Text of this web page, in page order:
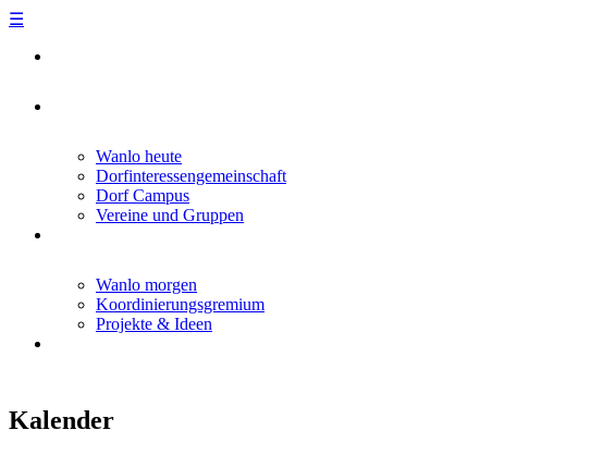
☰
Skip
Wanlo heute
Dorfinteressengemeinschaft
Dorf Campus
Vereine und Gruppen
Wanlo morgen
Koordinierungsgremium
Projekte & Ideen
Kalender